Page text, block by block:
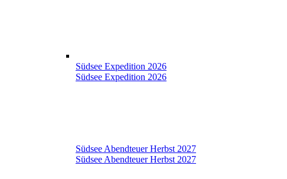
Südsee Expedition 2026
Südsee Expedition 2026
Südsee Abendteuer Herbst 2027
Südsee Abendteuer Herbst 2027